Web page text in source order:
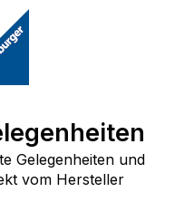
Ravensburger DE
Gelegenheiten und
vom Hersteller